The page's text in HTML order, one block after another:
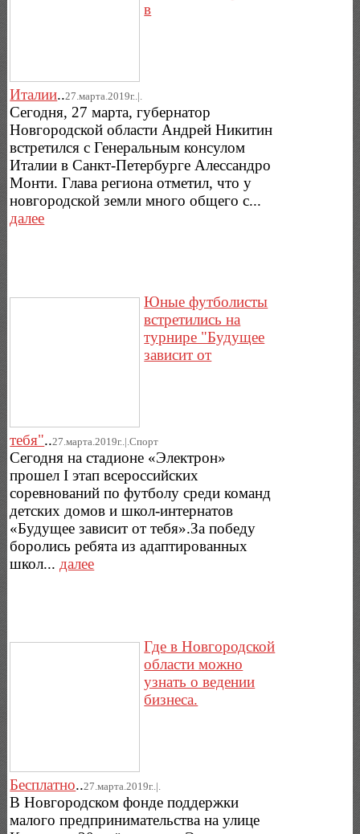
в
Италии..27.марта.2019г..|.
Сегодня, 27 марта, губернатор
Новгородской области Андрей Никитин
встретился с Генеральным консулом
Италии в Санкт-Петербурге Алессандро
Монти. Глава региона отметил, что у
новгородской земли много общего с...
далее
Юные футболисты
встретились на
турнире "Будущее
зависит от
тебя"..27.марта.2019г..|.Спорт
Сегодня на стадионе «Электрон»
прошел I этап всероссийских
соревнований по футболу среди команд
детских домов и школ-интернатов
«Будущее зависит от тебя».За победу
боролись ребята из адаптированных
школ... далее
Где в Новгородской
области можно
узнать о ведении
бизнеса.
Бесплатно..27.марта.2019г..|.
В Новгородском фонде поддержки
малого предпринимательства на улице